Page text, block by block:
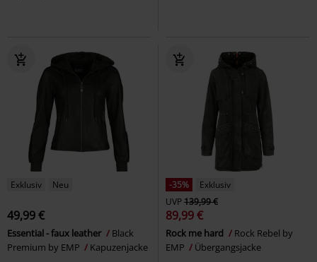
Exklusiv Neu
49,99 €
Essential - faux leather
Black
Premium by EMP
Kapuzenjacke
-35%
Exklusiv
UVP139,99 €
89,99 €
Rock me hard
Rock Rebel by
EMP
Übergangsjacke